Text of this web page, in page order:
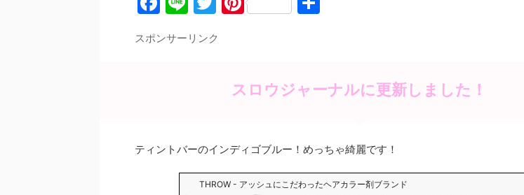
c
k
e itt
st
スポンサーリンク
スロウジャーナルに更新しました！
ティントバーのインディゴブルー！めっちゃ綺麗です！
THROW - アッシュにこだわったヘアカラー剤ブランド